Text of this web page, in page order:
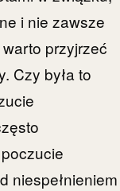
i nie zawsze
przyjrzeć
Czy była to
niespełnieniem